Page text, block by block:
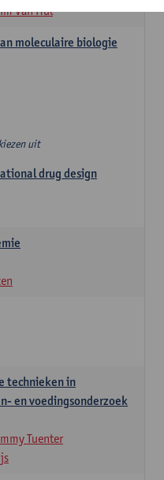
Van Hul
moleculaire biologie
uit
drug design
technieken in
en voedingsonderzoek
Tuenter